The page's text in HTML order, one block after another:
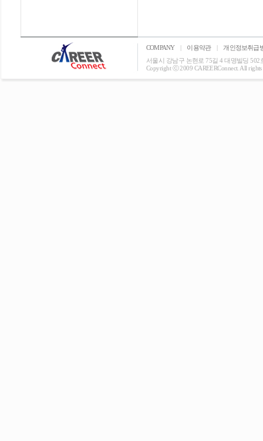
COMPANY | 이용약관 |
개인정보취급
서울시 강남구 논현로 75길 4 대명빌딩 502
Copyright ⓒ 2009 CAREERConnect. All rights